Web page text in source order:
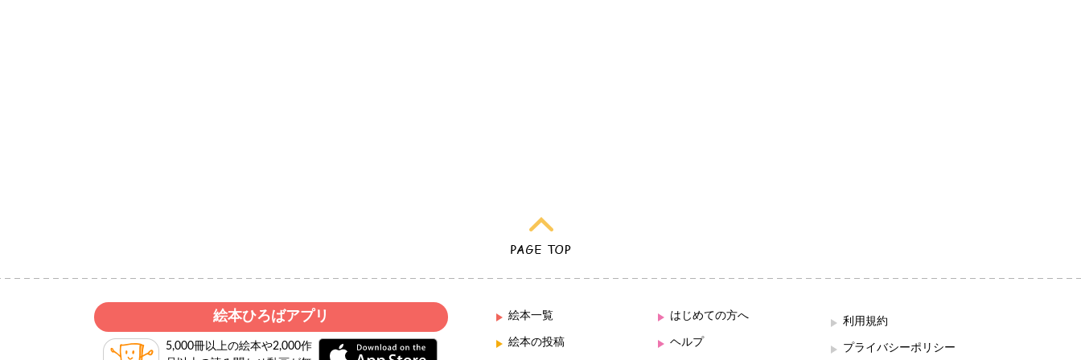
絵本ひろばアプリ
5,000冊以上の絵本や2,000作
絵本一覧
絵本の投稿
はじめての方へ
ヘルプ
利用規約
プライバシーポリシー